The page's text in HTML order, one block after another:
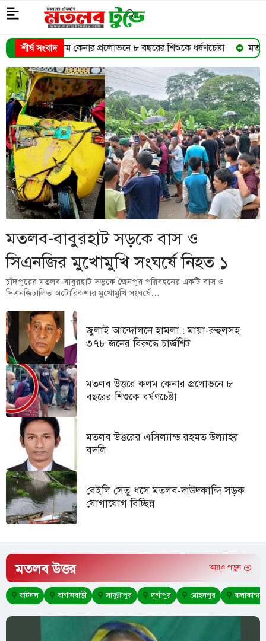
শীর্ষ সংবাদ
৮ বছরের শিশুকে ধর্ষণচেষ্টা ➜ মতলব উত্তরের এসিল্যান্ড
জুলাই আন্দোলনে হামলা : মায়া-রুহুলসহ
৩৭৮ জনের বিরুদ্ধে চার্জশিট
মতলব উত্তরে কলম কেনার প্রলোভনে ৮
বছরের শিশুকে ধর্ষণচেষ্টা
মতলব উত্তরের এসিল্যান্ড রহমত উল্যাহর
বদলি
বেইলি সেতু ধসে মতলব-দাউদকান্দি সড়ক
যোগাযোগ বিচ্ছিন্ন
মতলব-বাবুরহাট সড়কে বাস ও
সিএনজির মুখোমুখি সংঘর্ষে নিহত ১
চাঁদপুরের মতলব-বাবুরহাট সড়কে জৈনপুর পরিবহনের একটি বাস ও
সিএনজিচালিত অটোরিকশার মুখোমুখি সংঘর্ষে…
মতলব উত্তর আরও পড়ুন
⚲ ষাটনল ⚲ বাগানবাড়ী ⚲ সাদুল্লাপুর ⚲ দূর্গাপুর ⚲ মোহনপুর ⚲ কলাকান্দা